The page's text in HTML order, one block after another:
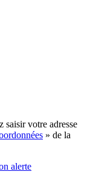
saisir votre adresse
» de la
alerte